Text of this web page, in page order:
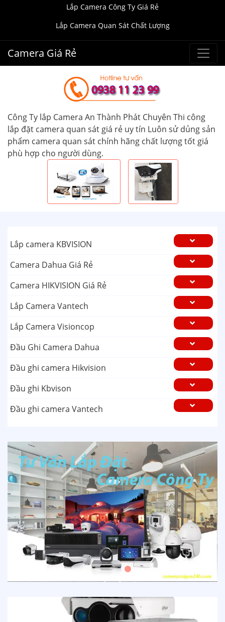
Lắp Camera Công Ty Giá Rẻ
Lắp Camera Quan Sát Chất Lượng
Camera Giá Rẻ
Công Ty lắp Camera An Thành Phát Chuyên Thi công
lắp đặt camera quan sát giá rẻ uy tín Luôn sử dủng sản
phẩm camera quan sát chính hãng chất lượng tốt giá
phù hợp cho người dùng.
Lắp camera KBVISION
Camera Dahua Giá Rẻ
Camera HIKVISION Giá Rẻ
Lắp Camera Vantech
Lắp Camera Visioncop
Đầu Ghi Camera Dahua
Đầu ghi camera Hikvision
Đầu ghi Kbvison
Đầu ghi camera Vantech